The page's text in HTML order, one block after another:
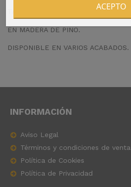
EN MADERA DE PINO.
DISPONIBLE EN VARIOS ACABADOS.
INFORMACIÓN
Aviso Legal
Términos y condiciones de venta
Política de Cookies
Política de Privacidad
ACEPTO